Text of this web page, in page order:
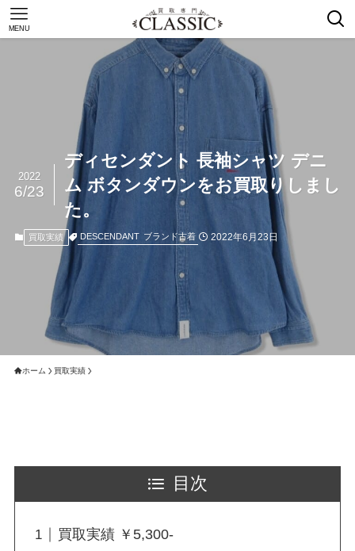
MENU
ディセンダント 長袖シャツ デニ
ム ボタンダウンをお買取りしまし
た。
2022
6/23
買取実績 DESCENDANT ブランド古着 2022年6月23日
ホーム 買取実績
目次
買取実績 ￥5,300-